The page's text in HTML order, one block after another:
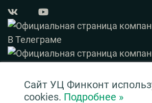
© 2003 — 2026 ФинКонт. Все права
Нашли ошибку? Выделите ее и нажмите
Сайт УЦ Финконт
cookies. Подробнее »